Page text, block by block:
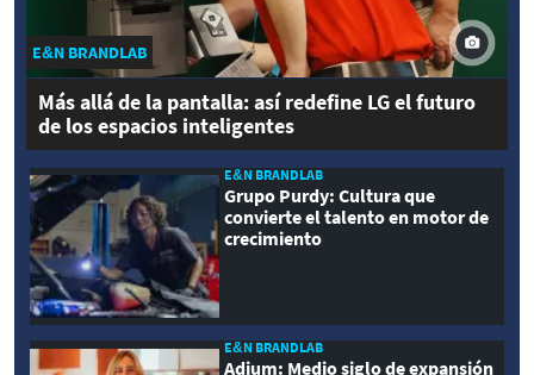
E&N BRANDLAB
Más allá de la pantalla: así redefine LG el futuro
de los espacios inteligentes
E&N BRANDLAB
Grupo Purdy: Cultura que
convierte el talento en motor de
crecimiento
E&N BRANDLAB
Adium: Medio siglo de expansión